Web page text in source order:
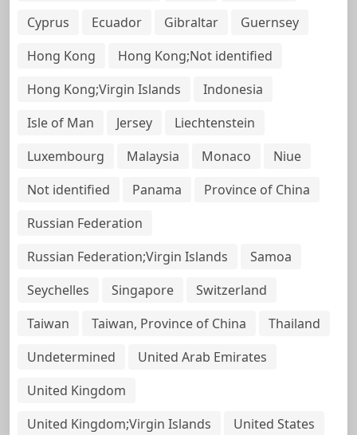
Cyprus
Ecuador Gibraltar
Guernsey
Hong Kong
Hong Kong;Not identified
Hong Kong;Virgin Islands
Indonesia
Isle of Man
Jersey
Liechtenstein
Luxembourg
Malaysia Monaco
Niue
Not identified
Panama
Province of China
Russian Federation
Russian Federation;Virgin Islands
Samoa
Seychelles
Singapore
Switzerland
Taiwan
Taiwan, Province of China
Thailand
Undetermined
United Arab Emirates
United Kingdom
United Kingdom;Virgin Islands
United States